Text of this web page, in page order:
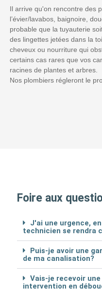
Il arrive qu'on rencontre des
l’évier/lavabos, baignoire,
probable que la tuyauterie
des lingettes jetées dans la
cheveux ou nourriture qui
certains cas rares que vos
racines de plantes et arbres.
Nos plombiers régleront le
Foire aux
J'ai une urgence,
technicien se rendra
Puis-je avoir une
de ma canalisation?
Vais-je recevoir
intervention en